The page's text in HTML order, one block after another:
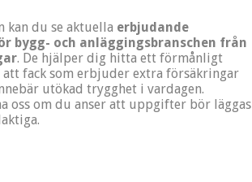
kan du se aktuella erbjudande
bygg- och anläggingsbranschen från
. De hjälper dig hitta ett förmånligt
att fack som erbjuder extra försäkringar
utökad trygghet i vardagen.
oss om du anser att uppgifter bör läggas